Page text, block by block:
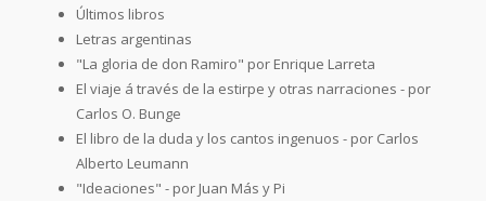
Últimos libros
Letras argentinas
"La gloria de don Ramiro" por Enrique Larreta
El viaje á través de la estirpe y otras narraciones - por
Carlos O. Bunge
El libro de la duda y los cantos ingenuos - por Carlos
Alberto Leumann
"Ideaciones" - por Juan Más y Pi